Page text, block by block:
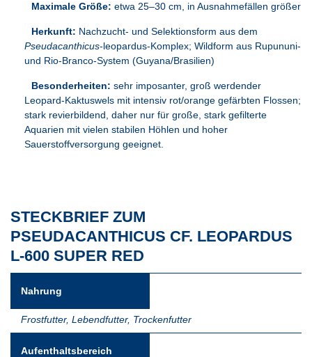
Maximale Größe: etwa 25–30 cm, in Ausnahmefällen größer
Herkunft: Nachzucht- und Selektionsform aus dem
Pseudacanthicus-leopardus-Komplex; Wildform aus Rupununi-
und Rio-Branco-System (Guyana/Brasilien)
Besonderheiten: sehr imposanter, groß werdender
Leopard-Kaktuswels mit intensiv rot/orange gefärbten Flossen;
stark revierbildend, daher nur für große, stark gefilterte
Aquarien mit vielen stabilen Höhlen und hoher
Sauerstoffversorgung geeignet.
STECKBRIEF ZUM
PSEUDACANTHICUS CF. LEOPARDUS
L-600 SUPER RED
Nahrung
Frostfutter, Lebendfutter, Trockenfutter
Aufenthaltsbereich